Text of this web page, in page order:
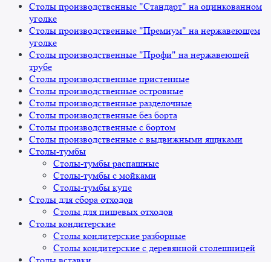
Столы производственные "Стандарт" на оцинкованном
уголке
Столы производственные "Премиум" на нержавеющем
уголке
Столы производственные "Профи" на нержавеющей
трубе
Столы производственные пристенные
Столы производственные островные
Столы производственные разделочные
Столы производственные без борта
Столы производственные с бортом
Столы производственные с выдвижными ящиками
Столы-тумбы
Столы-тумбы распашные
Столы-тумбы с мойками
Столы-тумбы купе
Столы для сбора отходов
Столы для пищевых отходов
Столы кондитерские
Столы кондитерские разборные
Столы кондитерские с деревянной столешницей